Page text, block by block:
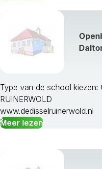
Type van de school kiezen:
RUINERWOLD
www.dedisselruinerwold.nl
Meer lezen